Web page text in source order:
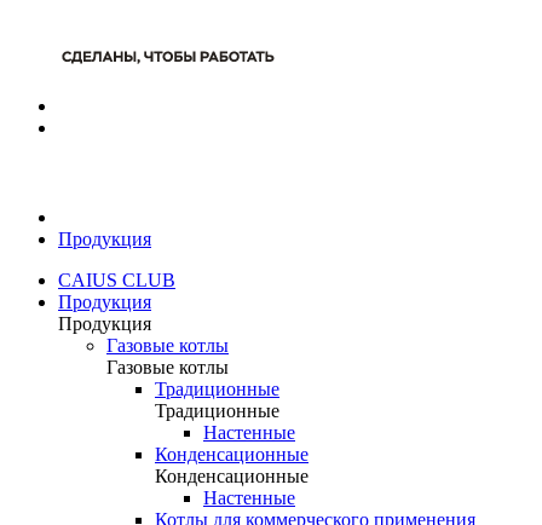
Продукция
CAIUS CLUB
Продукция
Продукция
Газовые котлы
Газовые котлы
Традиционные
Традиционные
Настенные
Конденсационные
Конденсационные
Настенные
Котлы для коммерческого применения